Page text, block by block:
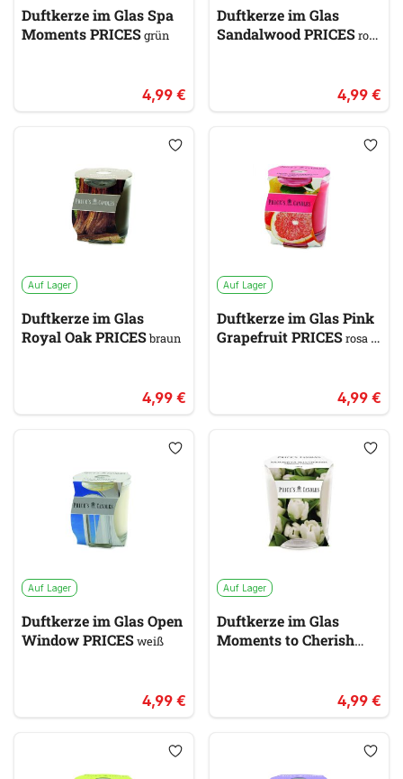
Duftkerze im Glas Spa
Moments PRICESgrün
4,99 €
Duftkerze im Glas
Sandalwood PRICESrot
4,99 €
Auf Lager
Duftkerze im Glas
Royal Oak PRICESbraun
4,99 €
Auf Lager
Duftkerze im Glas Pink
Grapefruit PRICESrosa &
4,99 €
Auf Lager
Duftkerze im Glas Open
Window PRICESweiß
4,99 €
Auf Lager
Duftkerze im Glas
Moments to Cherish
4,99 €